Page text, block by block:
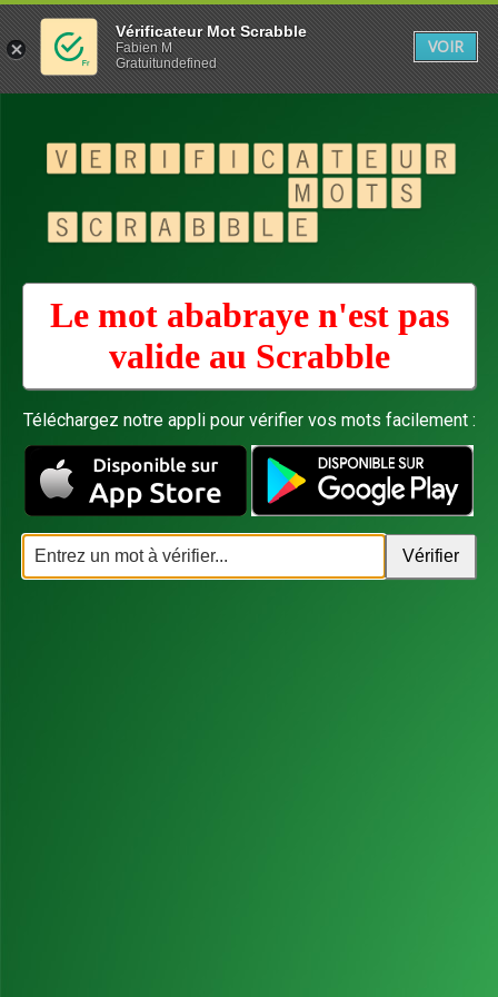
Le mot ababraye n'est pas
valide au Scrabble
Téléchargez notre appli pour vérifier vos mots facilement :
Vérificateur Mot Scrabble
Fabien M
Gratuitundefined
VOIR